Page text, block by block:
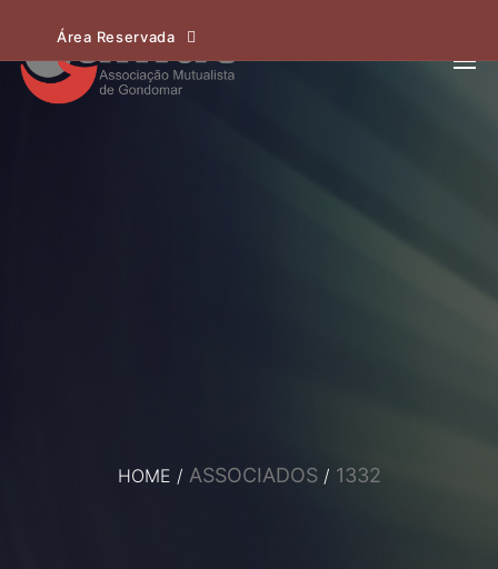
Área Reservada
HOME / ASSOCIADOS / 1332